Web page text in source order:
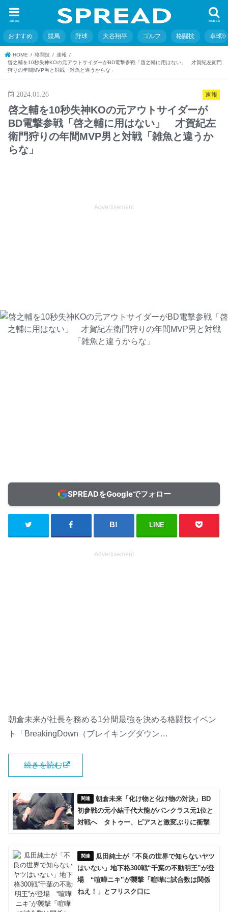
search
menu
おすすめ 競馬 野球 大谷翔平 ゴルフ 格闘技 卓球
HOME 格闘技
速報
啓之輔を10秒失神KOの元アウトサイダーがBD電撃参戦「啓之輔に用はない」 才賀紀左衛門
狩りの年間MVP男と対戦「雑魚と違うからな」
速報
2024.01.26
啓之輔を10秒失神KOの元アウトサイダーが
BD電撃参戦「啓之輔に用はない」 才賀紀左
衛門狩りの年間MVP男と対戦「雑魚と違うか
らな」
Advertisement
SPREADをGoogleでフォロー
LINE
Advertisement
朝倉未来が社長を務める1分間最強を決める格闘技イベン
ト「BreakingDown（ブレイキングダウン…
続きを読む
朝倉未来「化け物と化け物の対決」BD
初参戦の元小結千代大龍がパンクラス元1位と
対戦へ タトゥー、ピアスと激変ぶりに衝撃
瓜田純士が「不良の世界で知らないヤツ
はいない」地下格300戦“千葉の不動明王”が登
場 “喧嘩ニキ”が襲撃「喧嘩に試合数は関係
ねえ！」とフリスク口に